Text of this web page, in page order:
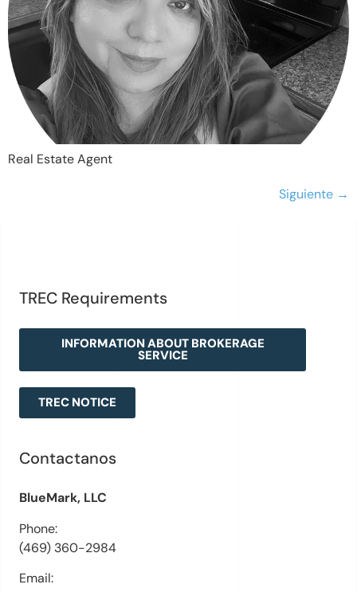
Real Estate Agent
Siguiente →
TREC Requirements
INFORMATION ABOUT BROKERAGE
SERVICE
TREC NOTICE
Contactanos
BlueMark, LLC
Phone:
(469) 360-2984
Email: